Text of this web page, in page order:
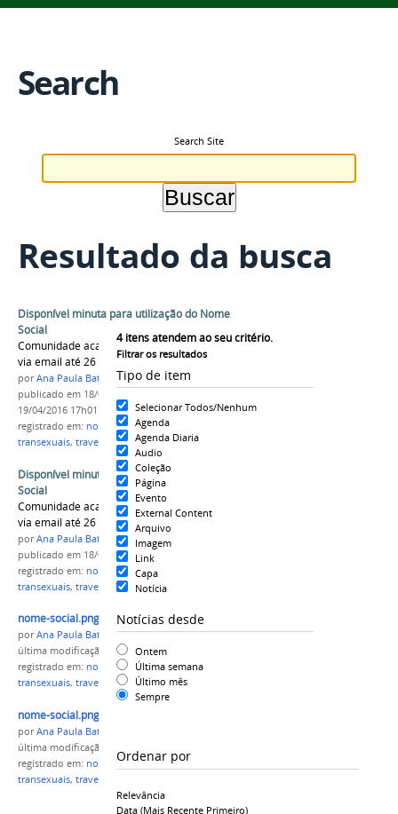
Search
Search Site
Resultado da busca
4itens atendem ao seu critério.
Filtrar os resultados
Tipo de item
Selecionar Todos/Nenhum
Agenda
Agenda Diaria
Audio
Coleção
Página
Evento
External Content
Arquivo
Imagem
Link
Capa
Notícia
Notícias desde
Ontem
Última semana
Último mês
Sempre
Ordenar por
Relevância
Data (mais Recente Primeiro)
Disponível minuta para utilização do Nome
Social
Comunidade acadêmica poderá fazer sugestões
via email até 26 de abril.
porAna Paula Batista
publicado em 18/04/2016
19/04/2016 17h01
registrado em: nome social,transgêneros
transexuais, travestis
Disponível minuta para utilização do Nome
Social
Comunidade acadêmica poderá fazer sugestões
via email até 26 de abril.
porAna Paula Batista
publicado em 18/04/2016
registrado em: nome social,transgêneros
transexuais, travestis
nome-social.png
porAna Paula Batista
última modificação
em 18/04/2016 17h08
registrado em: nome social,transgêneros
transexuais, travestis
nome-social.png
porAna Paula Batista
última modificação
registrado em: nome social,transgêneros
transexuais, travestis